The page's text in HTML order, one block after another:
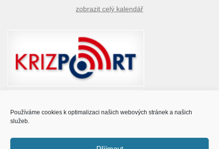
Používáme cookies k optimalizaci našich webových stránek a našich
služeb.
zobrazit celý kalendář